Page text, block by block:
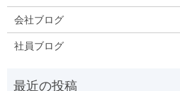
会社ブログ
社員ブログ